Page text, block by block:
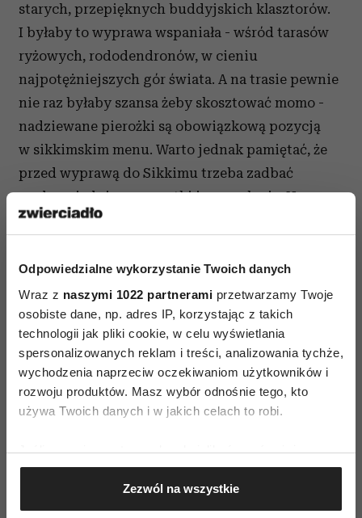
Odpowiedzialne wykorzystanie Twoich danych
Wraz z naszymi 1022 partnerami przetwarzamy Twoje
osobiste dane, np. adres IP, korzystając z takich
technologii jak pliki cookie, w celu wyświetlania
spersonalizowanych reklam i treści, analizowania tychże,
wychodzenia naprzeciw oczekiwaniom użytkowników i
rozwoju produktów. Masz wybór odnośnie tego, kto
używa Twoich danych i w jakich celach to robi.
Jeśli wyrazisz na to zgodę, chcielibyśmy również:
Gromadzić dane dotyczące Twojej lokalizacji
geograficznej z dokładnością nawet do kilku metrów
Identyfikować Twoje urządzenie, aktywnie
Zezwól na wszystkie
starych, przepięknych buddyjskich klasztorów.
I byłaby to wyprawa wspaniała - wśród tarasów
ryżowych, rododendronów, w cieniu
najpotężniejszych gór świata. A na trasie pewnie
nie raz byłaby szansa żeby skosztować momo -
nadziewane pierożki są obowiązkową pozycją
w sikkimskim menu. Warto jednak pamiętać, że
przed wyprawą do Sikkimu trzeba zadbać
o odpowiednie przepustki i pozwolenia. No,
i przynajmniej wczesną wiosną, o dodatkową
Tekst: Joanna Grzymkowska-Podolak
AUTOPROMOCJA